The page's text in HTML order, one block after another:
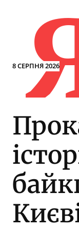
8 СЕРПНЯ 2026